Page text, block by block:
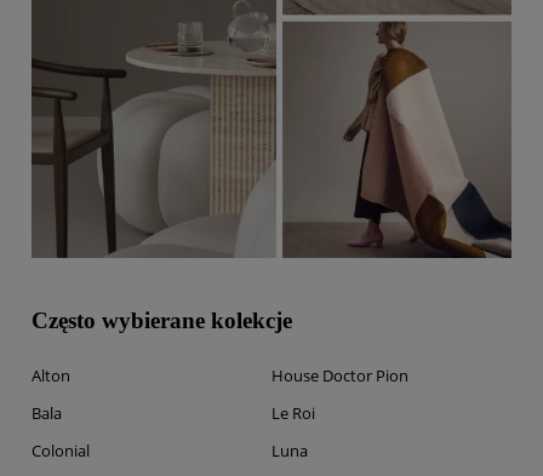
Często wybierane kolekcje
Alton
Bala
Colonial
House Doctor Pion
Le Roi
Luna